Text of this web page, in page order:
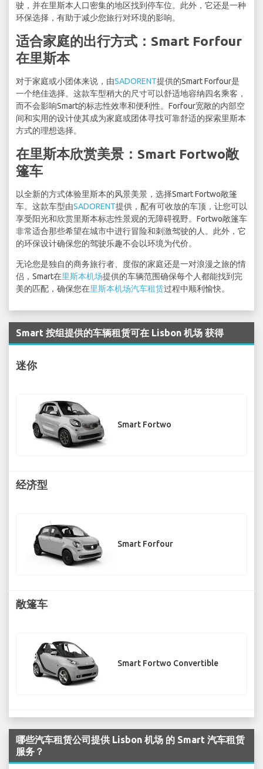
驶，并在里斯本人口密集的地区找到停车位。此外，它还是一种
环保选择，有助于减少您旅行对环境的影响。
适合家庭的出行方式：Smart Forfour
在里斯本
对于家庭或小团体来说，由SADORENT提供的Smart Forfour是
一个绝佳选择。这款车型稍大的尺寸可以舒适地容纳四名乘客，
而不会影响Smart的标志性效率和便利性。Forfour宽敞的内部空
间和实用的设计使其成为家庭或团体寻找可靠舒适的探索里斯本
方式的理想选择。
在里斯本欣赏美景：Smart Fortwo敞
篷车
以全新的方式体验里斯本的风景美景，选择Smart Fortwo敞篷
车。这款车型由SADORENT提供，配有可收放的车顶，让您可以
享受阳光和欣赏里斯本标志性景观的无障碍视野。Fortwo敞篷车
非常适合那些希望在城市中进行冒险和刺激驾驶的人。此外，它
的环保设计确保您的驾驶乐趣不会以环境为代价。
无论您是独自的商务旅行者、度假的家庭还是一对浪漫之旅的情
侣，Smart在里斯本机场提供的车辆范围确保每个人都能找到完
美的匹配，确保您在里斯本机场汽车租赁过程中顺利愉快。
Smart 按组提供的车辆租赁可在 Lisbon 机场 获得
迷你
Smart Fortwo
经济型
Smart Forfour
敞篷车
Smart Fortwo Convertible
哪些汽车租赁公司提供 Lisbon 机场 的 Smart 汽车租赁
服务？